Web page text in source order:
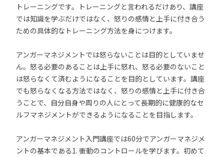
トレーニングです。トレーニングと言われるだけあり、講座
では知識を学ぶだけではなく、怒りの感情と上手に付き合う
ための具体的なトレーニング方法を身につけます。
アンガーマネジメントでは怒らないことは目的としていませ
ん。怒る必要のあることは上手に怒れ、怒る必要のないこと
は怒らなくて済むようになることを目的としています。講座
でも怒らなくなる方法ではなく、怒りの感情と上手に付き合
うことで、自分自身や周りの人にとって長期的に健康的なセ
ルフマネジメントができるようになることを目指します。
アンガーマネジメント入門講座では60分でアンガーマネジメ
ントの基本である1. 衝動のコントロールを学びます。初めて